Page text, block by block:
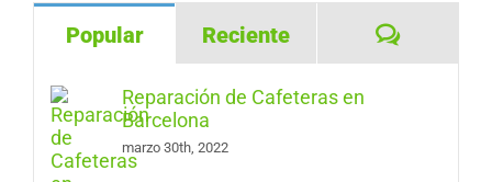
Popular Reciente
Reparación de Cafeteras en
Barcelona
marzo 30th, 2022